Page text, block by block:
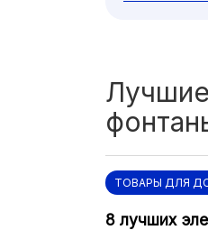
ТОВАРЫ ДЛЯ
8 лучших